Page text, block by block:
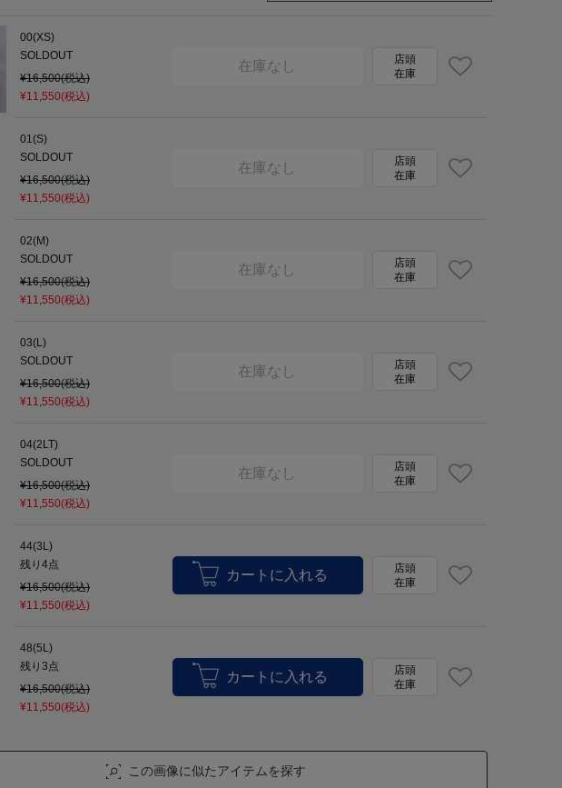
00(XS)
SOLDOUT
¥16,500(税込)
¥11,550(税込)
在庫なし
店頭
在庫
01(S)
SOLDOUT
¥16,500(税込)
¥11,550(税込)
在庫なし
店頭
在庫
02(M)
SOLDOUT
¥16,500(税込)
¥11,550(税込)
在庫なし
店頭
在庫
03(L)
SOLDOUT
¥16,500(税込)
¥11,550(税込)
在庫なし
店頭
在庫
04(2LT)
SOLDOUT
¥16,500(税込)
¥11,550(税込)
在庫なし
店頭
在庫
44(3L)
残り 4点
¥16,500(税込)
¥11,550(税込)
店頭
在庫
48(5L)
残り 3点
¥16,500(税込)
¥11,550(税込)
店頭
在庫
この画像に似たアイテムを探す